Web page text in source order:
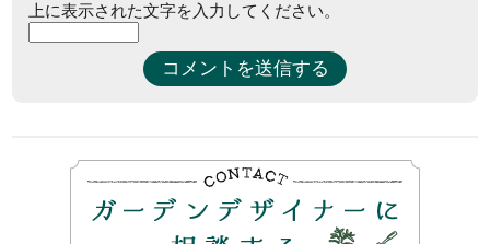
上に表示された文字を入力してください。